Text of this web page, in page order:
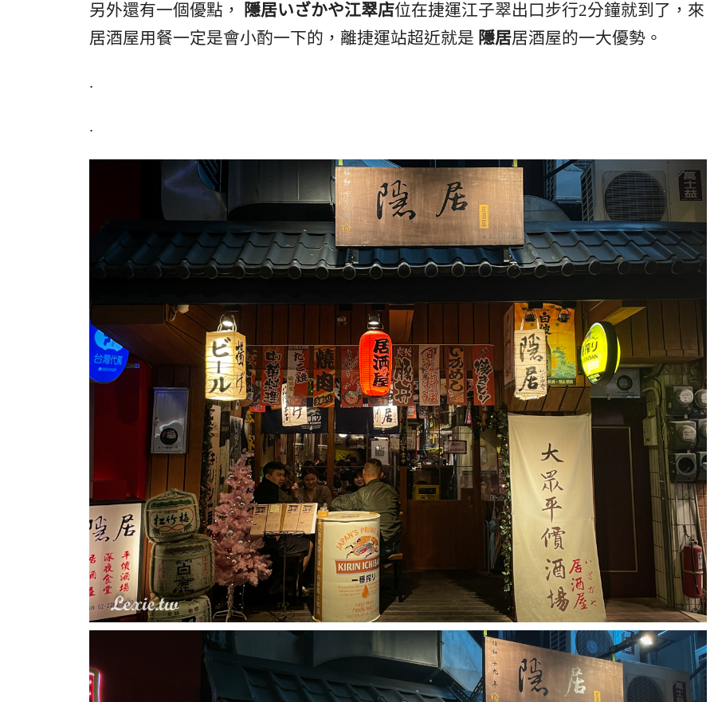
另外還有一個優點， 隱居いざかや江翠店位在捷運江子翠出口步行2分鐘就到了，來
居酒屋用餐一定是會小酌一下的，離捷運站超近就是 隱居居酒屋的一大優勢。
.
.